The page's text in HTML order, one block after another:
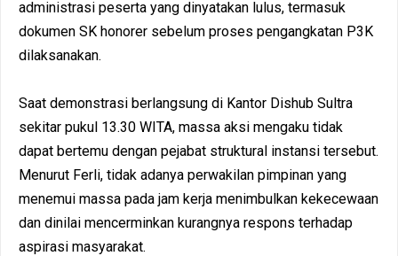
administrasi peserta yang dinyatakan lulus, termasuk
dokumen SK honorer sebelum proses pengangkatan P3K
dilaksanakan.
Saat demonstrasi berlangsung di Kantor Dishub Sultra
sekitar pukul 13.30 WITA, massa aksi mengaku tidak
dapat bertemu dengan pejabat struktural instansi tersebut.
Menurut Ferli, tidak adanya perwakilan pimpinan yang
menemui massa pada jam kerja menimbulkan kekecewaan
dan dinilai mencerminkan kurangnya respons terhadap
aspirasi masyarakat.